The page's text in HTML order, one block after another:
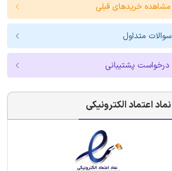
مشاهده خریدهای قبلی
سوالات متداول
درخواست پشتیبانی
نماد اعتماد الکترونیکی